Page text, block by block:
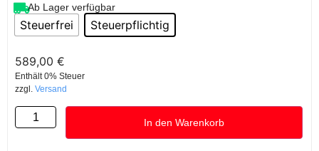
Ab Lager verfügbar
Steuerfrei Steuerpflichtig
589,00 €
Enthält 0% Steuer
zzgl. Versand
In den Warenkorb